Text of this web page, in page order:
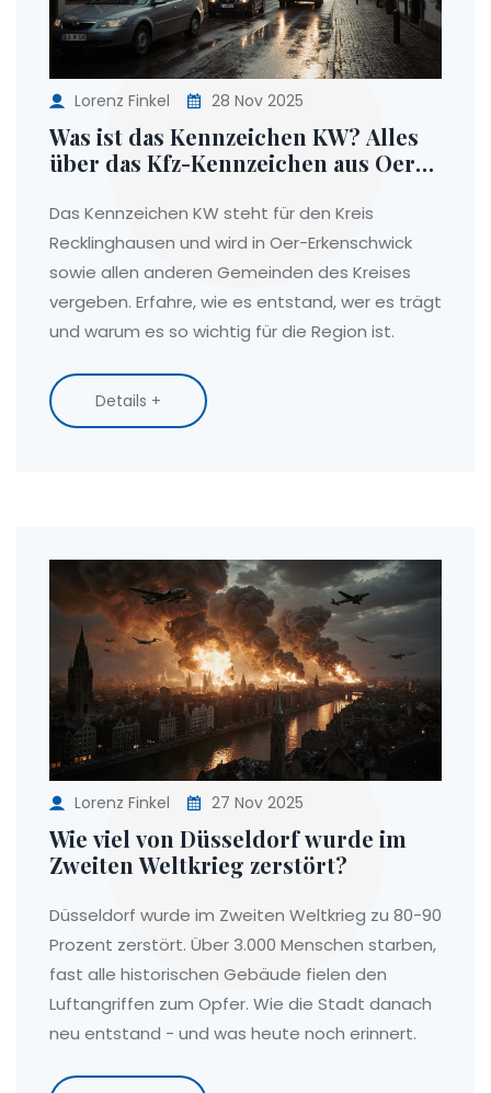
Lorenz Finkel 28 Nov 2025
Was ist das Kennzeichen KW? Alles
über das Kfz-Kennzeichen aus Oer-
Das Kennzeichen KW steht für den Kreis
Recklinghausen und wird in Oer-Erkenschwick
sowie allen anderen Gemeinden des Kreises
vergeben. Erfahre, wie es entstand, wer es trägt
und warum es so wichtig für die Region ist.
Details +
Lorenz Finkel 27 Nov 2025
Wie viel von Düsseldorf wurde im
Zweiten Weltkrieg zerstört?
Düsseldorf wurde im Zweiten Weltkrieg zu 80-90
Prozent zerstört. Über 3.000 Menschen starben,
fast alle historischen Gebäude fielen den
Luftangriffen zum Opfer. Wie die Stadt danach
neu entstand - und was heute noch erinnert.